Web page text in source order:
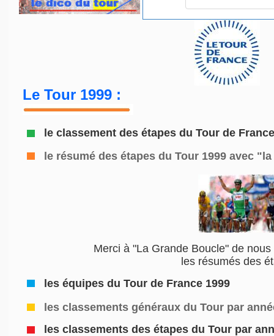
Le Tour 1999 :
le classement des étapes du Tour de
le résumé des étapes du Tour 1999avec "la
Merci à "La Grande Boucle" de
les résumés des
les équipes du Tour de France 1999
les classements généraux du Tour par
les classements des étapes du Tour par